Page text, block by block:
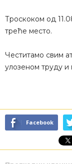
Троскоком од
треће место.
Честитамо свим
улозеном труду и
Facebook